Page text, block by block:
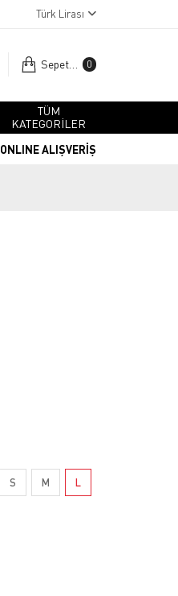
Türk Lirası
Sepetim 0
TÜM
KATEGORİLER
ONLINE ALIŞVERİŞ
S M L